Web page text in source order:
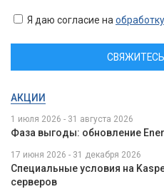
АКЦИИ
1 июля 2026 - 31 августа 2026
Фаза выгоды: обновление
17 июня 2026 - 31 декабря 2026
Специальные условия на
серверов
Я даю согласие на